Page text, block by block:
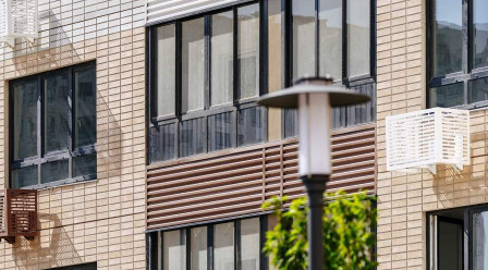
Москва / Московская обл
Получить контакты Посмотреть на карте
Прямая продажа от застройщика! Кладовая номер 182 общей
площадью 5.3 кв. м на -1-м этаже в ЖК «1-й
Шереметьевский»[#7378410#]
216 (+2)
Навигация
Характеристики
О помещении
Где находится
Контакты
Другие объявления